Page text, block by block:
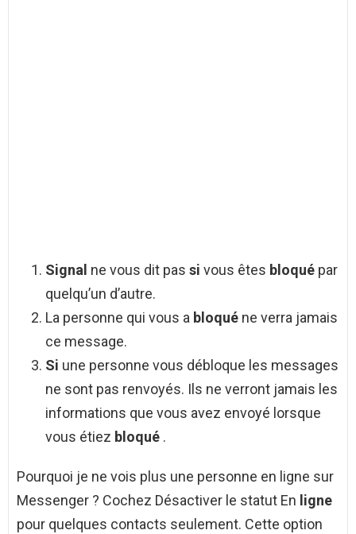
Signal ne vous dit pas si vous êtes bloqué par
quelqu’un d’autre.
La personne qui vous a bloqué ne verra jamais
ce message.
Si une personne vous débloque les messages
ne sont pas renvoyés. Ils ne verront jamais les
informations que vous avez envoyé lorsque
vous étiez bloqué .
Pourquoi je ne vois plus une personne en ligne sur
Messenger ? Cochez Désactiver le statut En ligne
pour quelques contacts seulement. Cette option